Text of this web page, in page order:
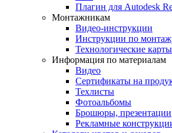
Плагин для Autodesk
Монтажникам
Видео-инструкции
Инструкции по
Технологические карты
Информация по материалам
Видео
Сертификаты на
Техлисты
Фотоальбомы
Брошюры, презентации
Рекламные